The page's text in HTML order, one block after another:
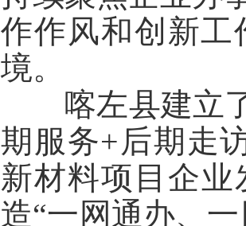
作作风和创新
境。
喀左县建立了
期服务+后期走
新材料项目企业
造“一网通办、